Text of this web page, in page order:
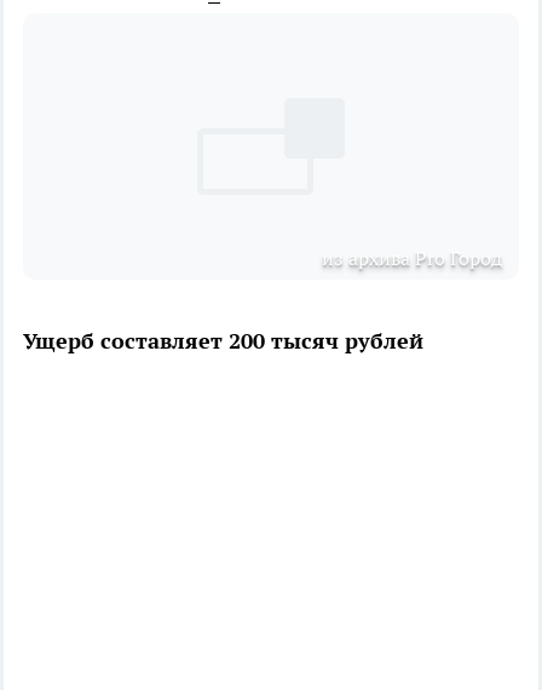
из архива Pro Город
Ущерб составляет 200 тысяч рублей